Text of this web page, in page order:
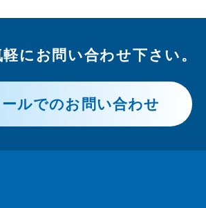
にお問い合わせ下さい。
ールでのお問い合わせ